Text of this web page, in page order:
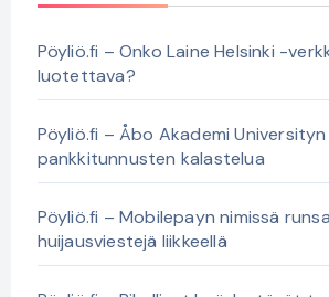
Pöyliö.fi – Onko Laine Helsinki -
luotettava?
Pöyliö.fi – Åbo Akademi Universityn
pankkitunnusten kalastelua
Pöyliö.fi – Mobilepayn nimissä
huijausviestejä liikkeellä